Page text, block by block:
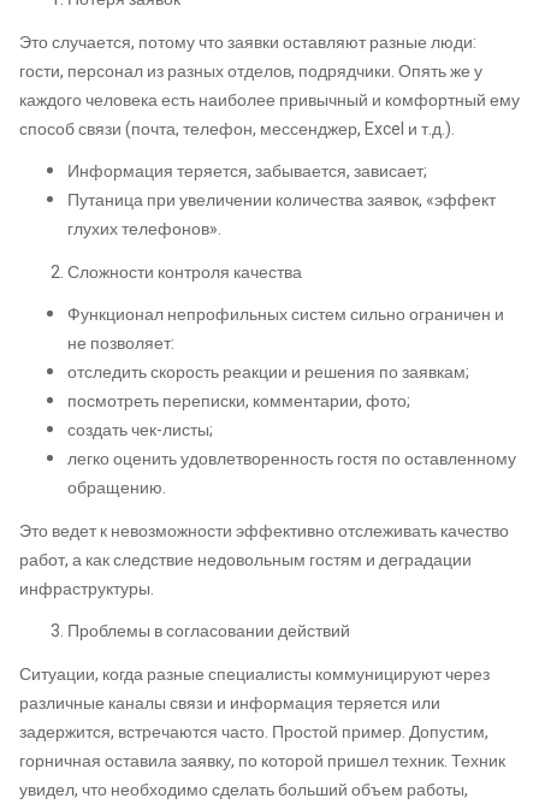
Это случается, потому что заявки оставляют разные люди:
гости, персонал из разных отделов, подрядчики. Опять же у
каждого человека есть наиболее привычный и комфортный ему
способ связи (почта, телефон, мессенджер, Excel и т.д.).
Информация теряется, забывается, зависает;
Путаница при увеличении количества заявок, «эффект
глухих телефонов».
Сложности контроля качества
Функционал непрофильных систем сильно ограничен и
не позволяет:
отследить скорость реакции и решения по заявкам;
посмотреть переписки, комментарии, фото;
создать чек-листы;
легко оценить удовлетворенность гостя по оставленному
обращению.
Это ведет к невозможности эффективно отслеживать качество
работ, а как следствие недовольным гостям и деградации
инфраструктуры.
Проблемы в согласовании действий
Ситуации, когда разные специалисты коммуницируют через
различные каналы связи и информация теряется или
задержится, встречаются часто. Простой пример. Допустим,
горничная оставила заявку, по которой пришел техник. Техник
увидел, что необходимо сделать больший объем работы,